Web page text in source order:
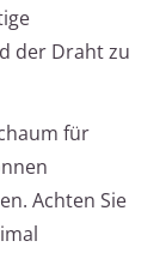
der Draht zu
für
Achten Sie